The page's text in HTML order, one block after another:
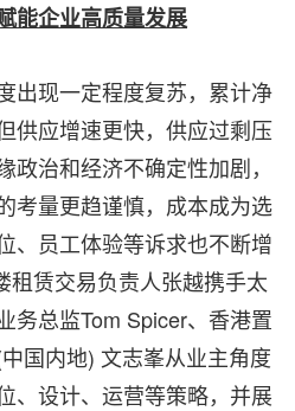
能企业高质量发展
出现一定程度复苏，累计净
供应增速更快，供应过剩压
治和经济不确定性加剧，
考量更趋谨慎，成本成为选
、员工体验等诉求也不断增
租赁交易负责人张越携手太
务总监Tom Spicer、香港置
国内地) 文志峯从业主角度
、设计、运营等策略，并展